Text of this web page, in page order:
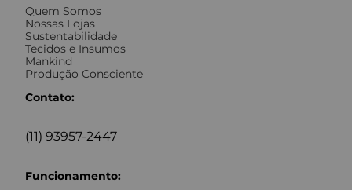
Quem Somos
Nossas Lojas
Sustentabilidade
Tecidos e Insumos
Mankind
Produção Consciente
Contato:
(11) 93957-2447
Funcionamento: